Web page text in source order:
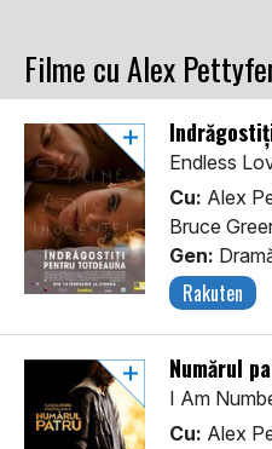
Filme cu Alex
Endless
Cu: Alex
Bruce
Gen:
Rakuten
Numărul
I Am
Cu: Alex